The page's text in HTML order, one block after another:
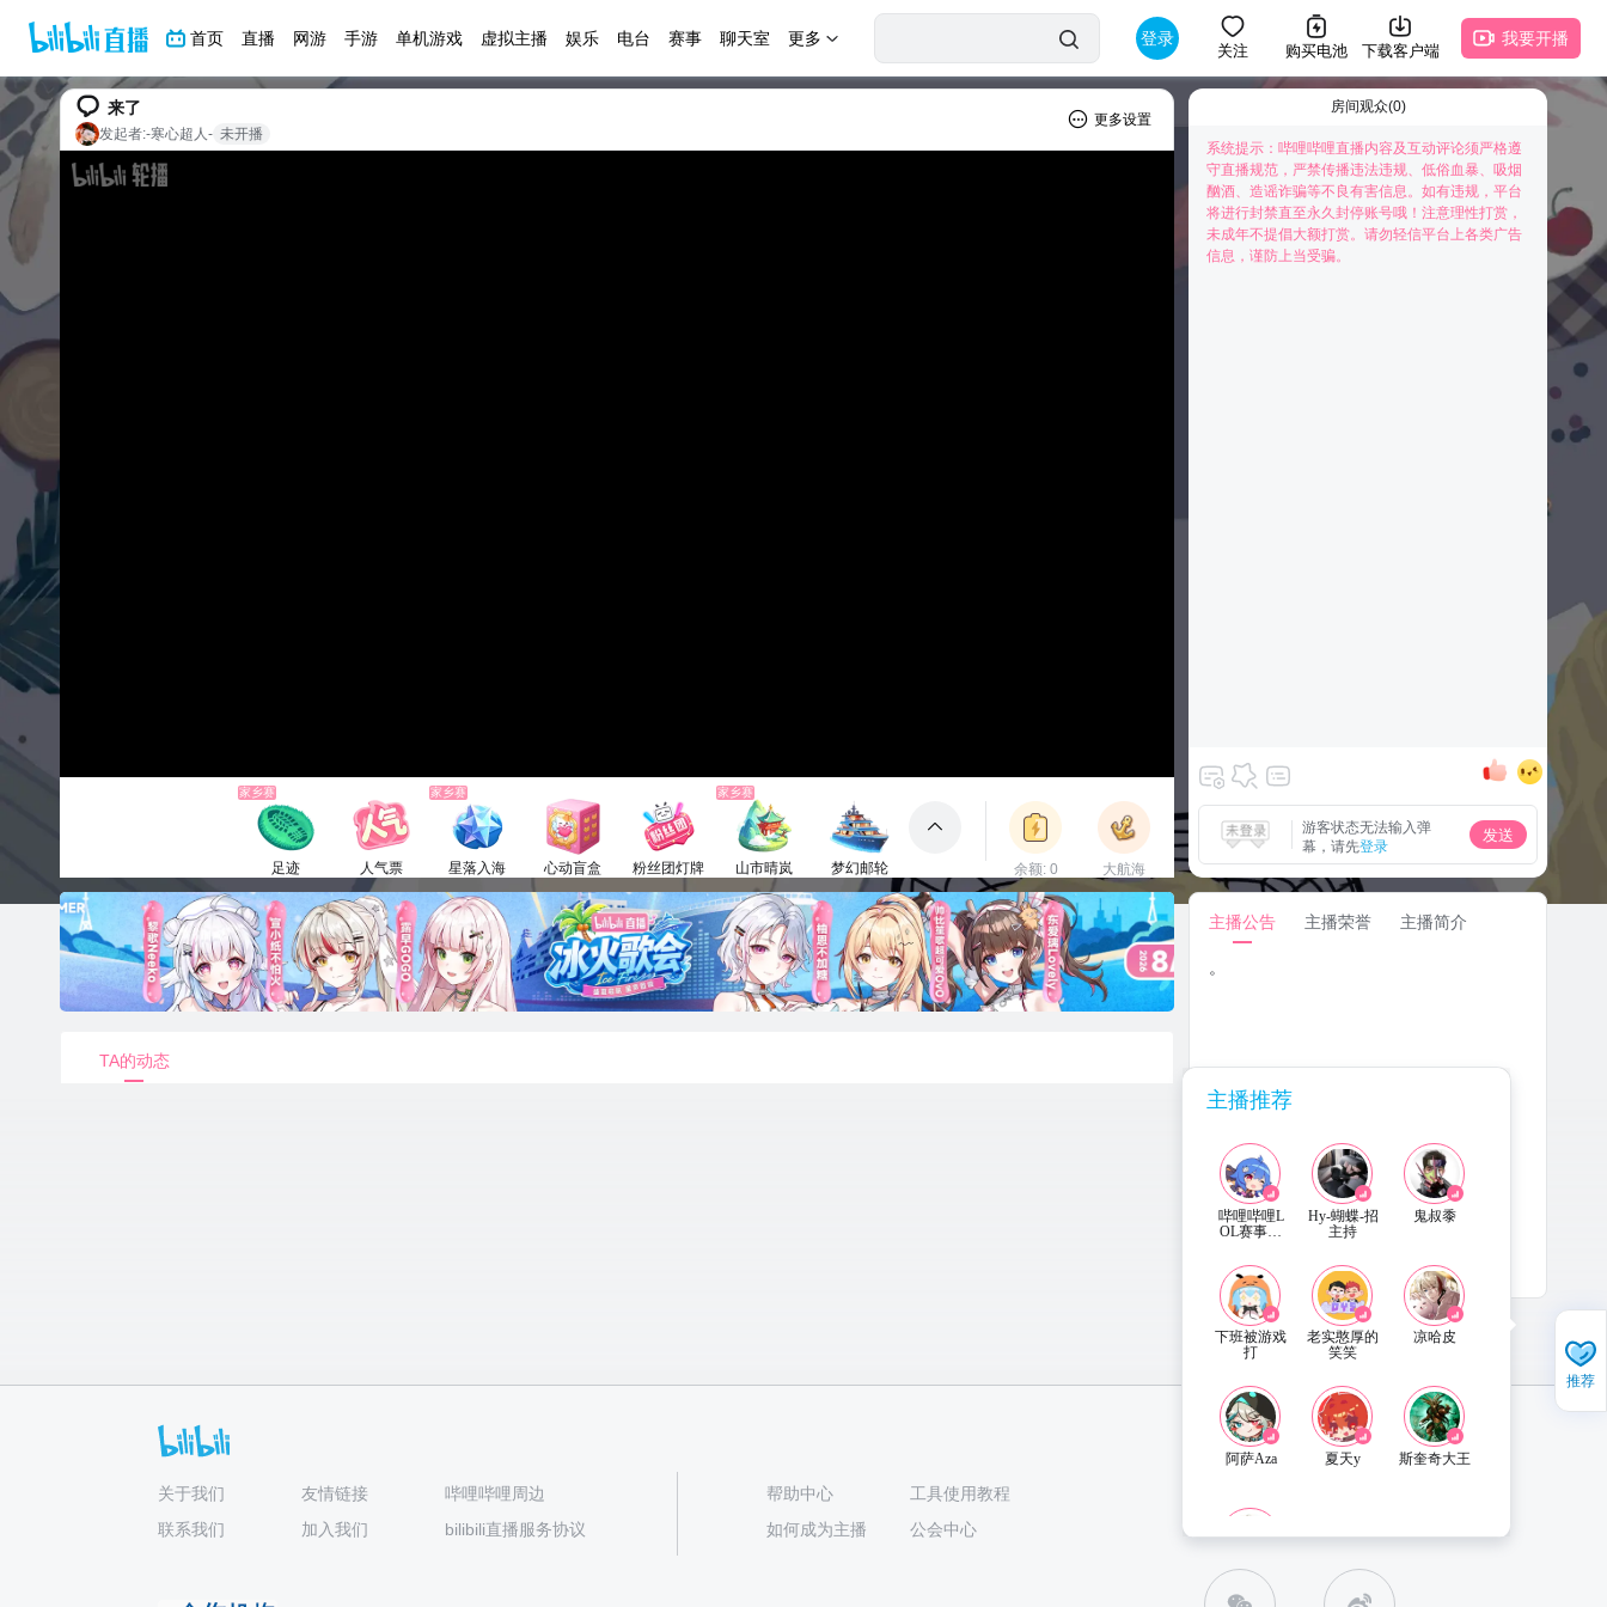
首页 直播 网游 手游 单机游戏 虚拟主播 娱乐 电台 赛事 聊天室 更多 登录
关注 购买电池 下载客户端
我要开播
来了
发起者:-寒心超人- 未开播
更多设置
家乡赛
足迹
1电池
人气票
1电池
家乡赛
星落入海
6660电池
心动盲盒
150电池
粉丝团灯牌
1电池
家乡赛
山市晴岚
660电池
梦幻邮轮
3000电池
包裹
余额: 0
立即充值
大航海
立即上船
房间观众(0)
快来抢占前排为主播打Call吧
系统提示：哔哩哔哩直播内容及互动评论须严格遵
守直播规范，严禁传播违法违规、低俗血暴、吸烟
酗酒、造谣诈骗等不良有害信息。如有违规，平台
将进行封禁直至永久封停账号哦！注意理性打赏，
未成年不提倡大额打赏。请勿轻信平台上各类广告
信息，谨防上当受骗。
游客状态无法输入弹
幕，请先登录
发送
TA的动态
主播公告 主播荣誉 主播简介
。
2022-12-30 更新
推荐
主播推荐
哔哩哔哩L
OL赛事直
Hy-蝴蝶-招
主持
鬼叔黍
下班被游戏
打
老实憨厚的
笑笑
凉哈皮
阿萨Aza 夏天y 斯奎奇大王
迷茫小树叶
直播姬APP 下载
关于我们 友情链接
哔哩哔哩周边
联系我们
加入我们 bilibili直播服务协议
帮助中心
工具使用教程
如何成为主播
公会中心